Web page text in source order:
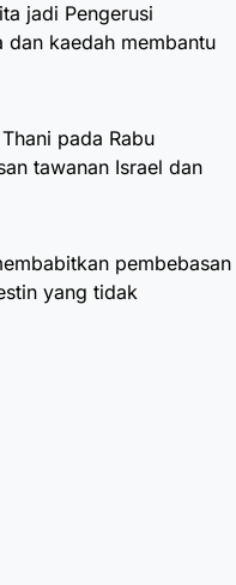
jadi Pengerusi
dan kaedah membantu
pada Rabu
tawanan Israel dan
pembebasan
yang tidak